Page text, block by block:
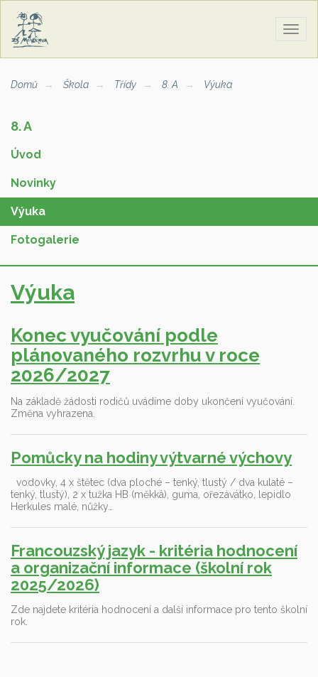
Domů Škola Třídy 8. A Výuka
8. A
Úvod
Novinky
Výuka
Fotogalerie
Výuka
Konec vyučování podle
plánovaného rozvrhu v roce
2026/2027
Na základě žádosti rodičů uvádíme doby ukončení vyučování.
Změna vyhrazena.
Pomůcky na hodiny výtvarné výchovy
vodovky, 4 x štětec (dva ploché – tenký, tlustý / dva kulaté –
tenký, tlustý), 2 x tužka HB (měkká), guma, ořezávátko, lepidlo
Herkules malé, nůžky…
Francouzský jazyk - kritéria hodnocení
a organizační informace (školní rok
2025/2026)
Zde najdete kritéria hodnocení a další informace pro tento školní
rok.